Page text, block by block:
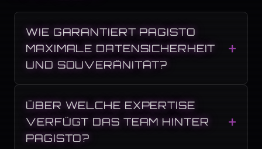
WIE GARANTIERT PAGISTO
MAXIMALE DATENSICHERHEIT
UND SOUVERÄNITÄT?
ÜBER WELCHE EXPERTISE
VERFÜGT DAS TEAM HINTER
PAGISTO?